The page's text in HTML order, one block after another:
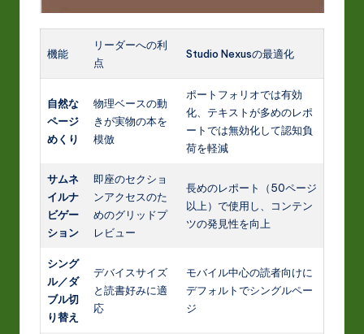
機能
リーダーへの利
点
Studio Nexusの最適化
自然な
ページ
めくり
物理ベースの動
きが実物の本を
模倣
ポートフォリオでは有効
化、テキストが多めのレポ
ートでは無効化して認知負
荷を軽減
サムネ
イルナ
ビゲー
ション
即座のセクショ
ンアクセスのた
めのグリッドプ
レビュー
長めのレポート（50ページ
以上）で使用し、コンテン
ツの発見性を向上
シング
ル／ダ
ブル切
り替え
デバイスサイズ
と読書好みに適
応
モバイル中心の読者向けに
デフォルトでシングルペー
ジ